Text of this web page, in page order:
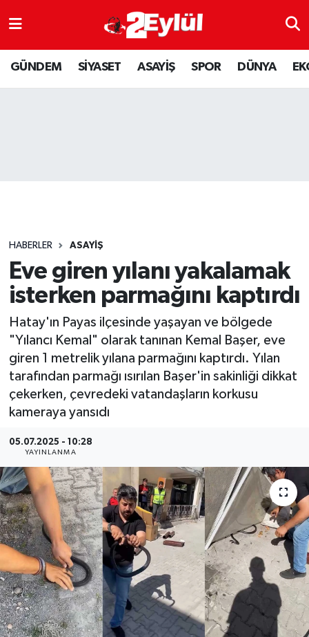
GÜNDEM SİYASET ASAYİŞ SPOR DÜNYA
HABERLER ASAYİŞ
Eve giren yılanı yakalamak
isterken parmağını kaptırdı
Hatay'ın Payas ilçesinde yaşayan ve bölgede
"Yılancı Kemal" olarak tanınan Kemal Başer, eve
giren 1 metrelik yılana parmağını kaptırdı. Yılan
tarafından parmağı ısırılan Başer'in sakinliği dikkat
çekerken, çevredeki vatandaşların korkusu
kameraya yansıdı
05.07.2025 - 10:28
YAYINLANMA
ASAYİŞ
DÜNYA
SPOR
YAŞAM
Nöbetçi Eczaneler
Hava Durumu
Son Dakika Haberleri
Haber Arşivi